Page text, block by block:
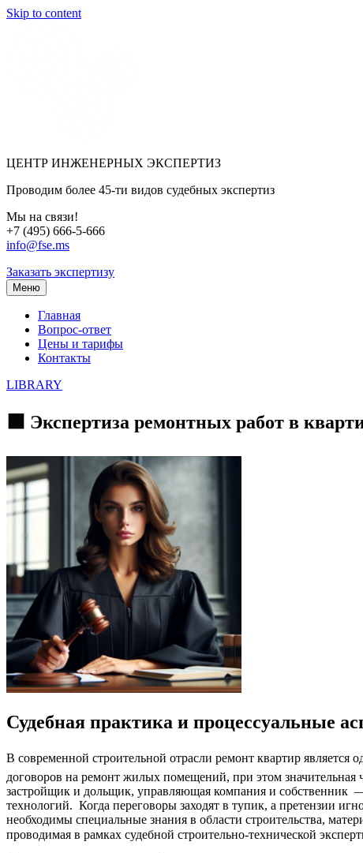
Skip to content
ЦЕНТР ИНЖЕНЕРНЫХ ЭКСПЕРТИЗ
Проводим более 45-ти видов судебных экспертиз
Мы на связи!
+7 (495) 666-5-666
info@fse.ms
Заказать экспертизу
Меню
Главная
Вопрос-ответ
Цены и тарифы
Контакты
LIBRARY
🟩 Экспертиза ремонтных работ в
Судебная практика и процессуальные
В современной строительной отрасли ремонт квартир
договоров на ремонт жилых помещений, при этом значительная
застройщик и дольщик, управляющая компания и собственник —
технологий. Когда переговоры заходят в тупик, а претензии
необходимы специальные знания в области строительства,
проводимая в рамках судебной строительно-технической